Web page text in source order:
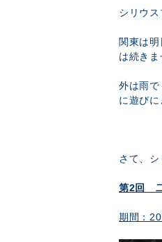
シリウス
関東は
は続きま
外は雨
に遊び
さて、シ
第2回 二
期間：